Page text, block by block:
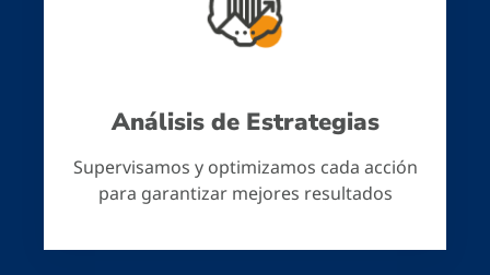
Análisis de Estrategias
Supervisamos y optimizamos cada acción
para garantizar mejores resultados